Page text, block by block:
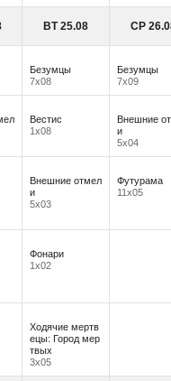
ВТ 25.08 СР
Безумцы
7х08
Безумцы
7х09
Вестис
1х08
Внешние
и
5х04
Внешние отмел
и
5х03
Футурама
11х05
Фонари
1х02
Ходячие мертв
ецы: Город мер
твых
3х05